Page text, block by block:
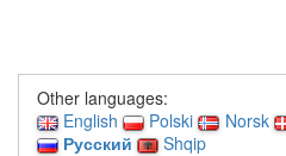
Other languages:
English
Polski Norsk
Русский
Shqip